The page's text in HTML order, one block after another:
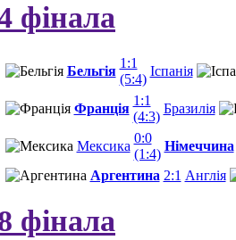
фінала
Бельгія
1:1
(5:4)
Іспанія
Франція
1:1
(4:3)
Бразилія
Мексика
0:0
(1:4)
Німеччина
Аргентина 2:1 Англія
фінала